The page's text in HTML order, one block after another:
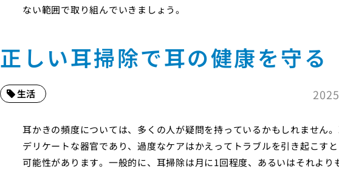
ない範囲で取り組んでいきましょう。
正しい耳掃除で耳の健康を守る
生活
耳かきの頻度については、多くの人が疑問を持っているかもしれません
デリケートな器官であり、過度なケアはかえってトラブルを引き起こすと
可能性があります。一般的に、耳掃除は月に1回程度、あるいはそれより